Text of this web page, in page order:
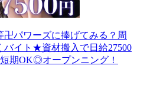
卍パワーズに捧げてみる？周
バイト★資材搬入で日給27500
期OK◎オープンニング！